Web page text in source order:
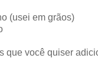
(usei em grãos)
que você quiser